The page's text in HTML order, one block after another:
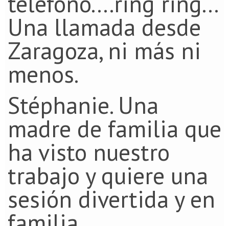
Una llamada desde
Zaragoza, ni más ni
menos.
Stéphanie. Una
madre de familia que
ha visto nuestro
trabajo y quiere una
sesión divertida y en